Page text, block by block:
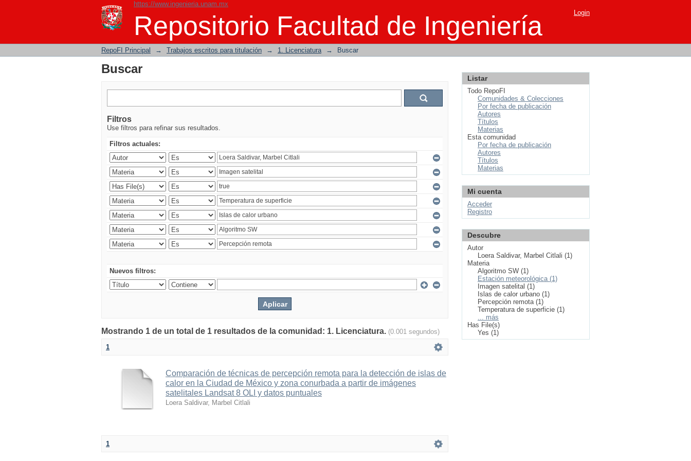
https://www.ingenieria.unam.mx
Repositorio Facultad de Ingeniería
Buscar Login
RepoFI Principal → Trabajos escritos para titulación → 1. Licenciatura → Buscar
Buscar
Filtros
Use filtros para refinar sus resultados.
Filtros actuales:
Nuevos filtros:
Mostrando 1 de un total de 1 resultados de la comunidad: 1. Licenciatura. (0.001 segundos)
1
Comparación de técnicas de percepción remota para la detección de islas de
calor en la Ciudad de México y zona conurbada a partir de imágenes
satelitales Landsat 8 OLI y datos puntuales
Loera Saldivar, Marbel Citlali
1
Listar
Todo RepoFI
Comunidades & Colecciones
Por fecha de publicación
Autores
Títulos
Materias
Esta comunidad
Por fecha de publicación
Autores
Títulos
Materias
Mi cuenta
Acceder
Registro
Descubre
Autor
Loera Saldivar, Marbel Citlali (1)
Materia
Algoritmo SW (1)
Estación meteorológica (1)
Imagen satelital (1)
Islas de calor urbano (1)
Percepción remota (1)
Temperatura de superficie (1)
... más
Has File(s)
Yes (1)